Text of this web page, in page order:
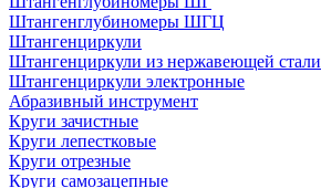
Штангенглубиномеры ШГЦ
Штангенциркули
Штангенциркули из нержавеющей стали
Штангенциркули электронные
Абразивный инструмент
Круги зачистные
Круги лепестковые
Круги отрезные
Круги самозацепные